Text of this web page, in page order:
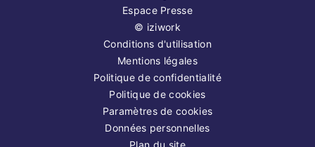
Espace Presse
© iziwork
Conditions d'utilisation
Mentions légales
Politique de confidentialité
Politique de cookies
Paramètres de cookies
Données personnelles
Plan du site